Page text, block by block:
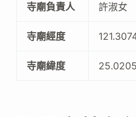
寺廟負責人 許淑女
寺廟經度
寺廟緯度